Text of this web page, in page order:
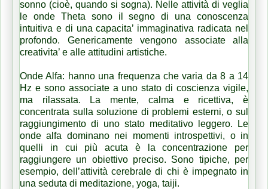
sonno (cioè, quando si sogna). Nelle attività di veglia
le onde Theta sono il segno di una conoscenza
intuitiva e di una capacita’ immaginativa radicata nel
profondo. Genericamente vengono associate alla
creativita’ e alle attitudini artistiche.
Onde Alfa: hanno una frequenza che varia da 8 a 14
Hz e sono associate a uno stato di coscienza vigile,
ma rilassata. La mente, calma e ricettiva, è
concentrata sulla soluzione di problemi esterni, o sul
raggiungimento di uno stato meditativo leggero. Le
onde alfa dominano nei momenti introspettivi, o in
quelli in cui più acuta è la concentrazione per
raggiungere un obiettivo preciso. Sono tipiche, per
esempio, dell’attività cerebrale di chi è impegnato in
una seduta di meditazione, yoga, taiji.